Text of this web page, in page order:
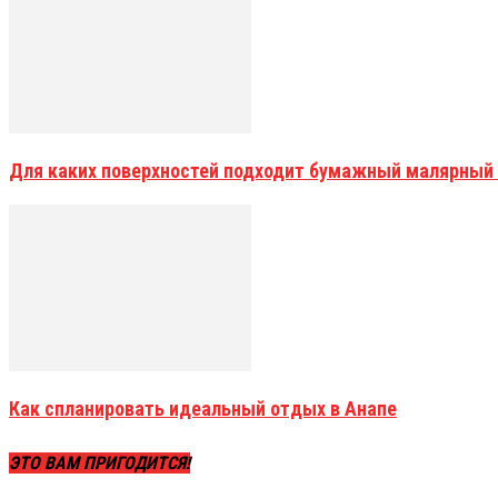
Для каких поверхностей подходит бумажный малярный
Как спланировать идеальный отдых в Анапе
ЭТО ВАМ ПРИГОДИТСЯ!